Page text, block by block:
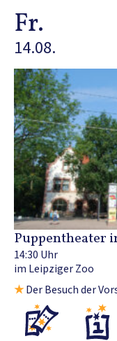
Fr.
14.08.
Puppentheater
14:30 Uhr
im Leipziger Zoo
★Der Besuch der